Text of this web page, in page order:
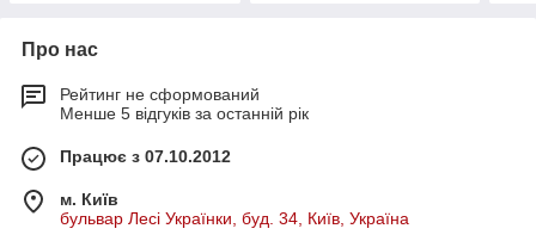
Про нас
Рейтинг не сформований
Менше 5 відгуків за останній рік
Працює з 07.10.2012
м. Київ
бульвар Лесі Українки, буд. 34, Київ, Україна